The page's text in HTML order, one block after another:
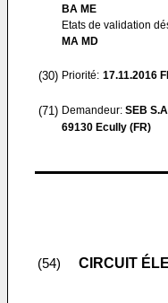
BA ME
Etats de validation
MA MD
(30) Priorité: 17.11.2016
(71) Demandeur: SEB
69130 Ecully (FR)
(54) CIRCUIT